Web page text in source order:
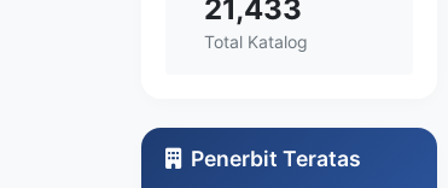
21,433
Total Katalog
Penerbit Teratas